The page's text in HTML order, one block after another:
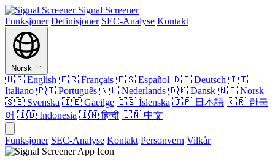
Signal Screener
Funksjoner Definisjoner SEC-Analyse Kontakt
Norsk
🇺🇸 English 🇫🇷 Français 🇪🇸 Español 🇩🇪 Deutsch 🇮🇹
Italiano 🇵🇹 Português 🇳🇱 Nederlands 🇩🇰 Dansk 🇳🇴 Norsk
🇸🇪 Svenska 🇮🇪 Gaeilge 🇮🇸 Íslenska 🇯🇵 日本語 🇰🇷 한국
어 🇮🇩 Indonesia 🇮🇳हिन्दी 🇨🇳 中文
Funksjoner SEC-Analyse Kontakt Personvern Vilkår